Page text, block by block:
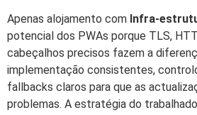
Apenas alojamento com Infra-
potencial dos PWAs porque TLS,
cabeçalhos precisos fazem a
implementação consistentes,
fallbacks claros para que as
problemas. A estratégia do